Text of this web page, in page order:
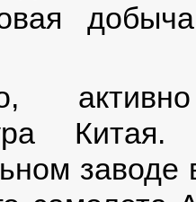
активно
заводе